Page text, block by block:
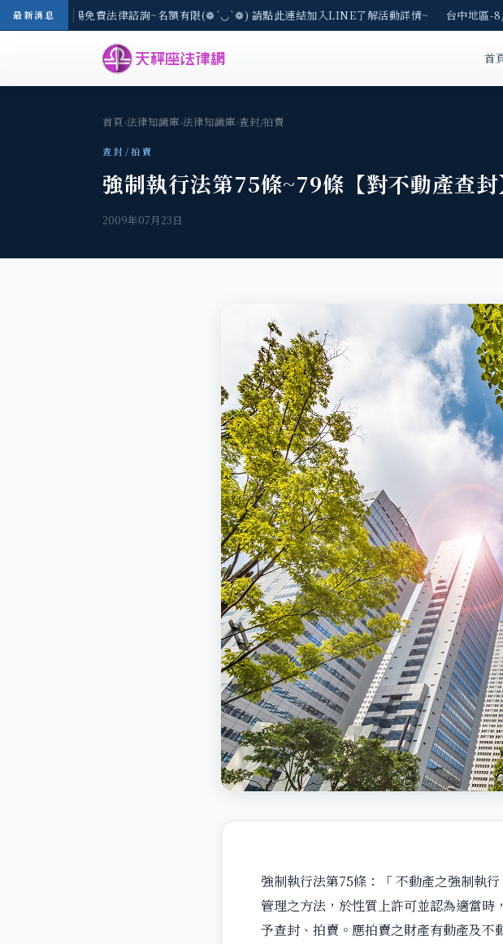
最新消息
-8/3(一) 現場免費法律諮詢~名額有限(❁´◡`❁) 請點此連結加入LINE了解活動詳情~ 台中地區-8/
首
首頁›法律知識庫›法律知識庫›查封/拍賣
查封/拍賣
強制執行法第75條~79條【對不動產查封
2009年07月23日
強制執行法第75條：「 不動產之強制執
管理之方法，於性質上許可並認為適當
予查封、拍賣。應拍賣之財產有動產及不